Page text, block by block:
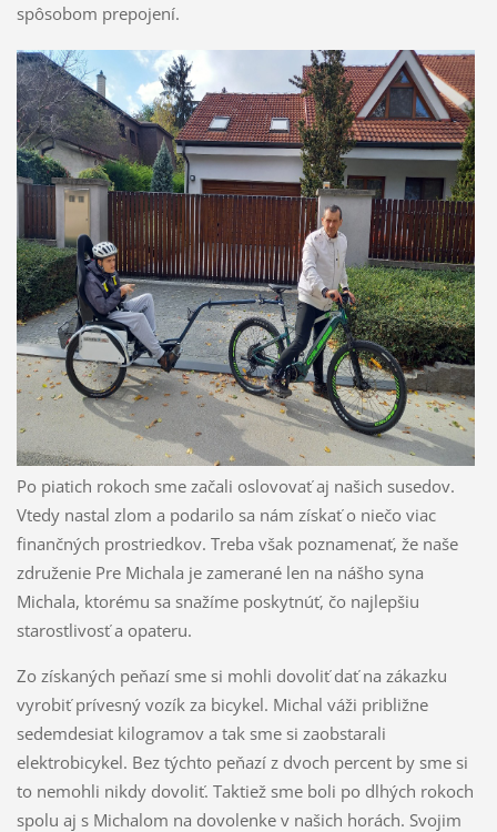
spôsobom prepojení.
Po piatich rokoch sme začali oslovovať aj našich susedov.
Vtedy nastal zlom a podarilo sa nám získať o niečo viac
finančných prostriedkov. Treba však poznamenať, že naše
združenie Pre Michala je zamerané len na nášho syna
Michala, ktorému sa snažíme poskytnúť, čo najlepšiu
starostlivosť a opateru.
Zo získaných peňazí sme si mohli dovoliť dať na zákazku
vyrobiť prívesný vozík za bicykel. Michal váži približne
sedemdesiat kilogramov a tak sme si zaobstarali
elektrobicykel. Bez týchto peňazí z dvoch percent by sme si
to nemohli nikdy dovoliť. Taktiež sme boli po dlhých rokoch
spolu aj s Michalom na dovolenke v našich horách. Svojim